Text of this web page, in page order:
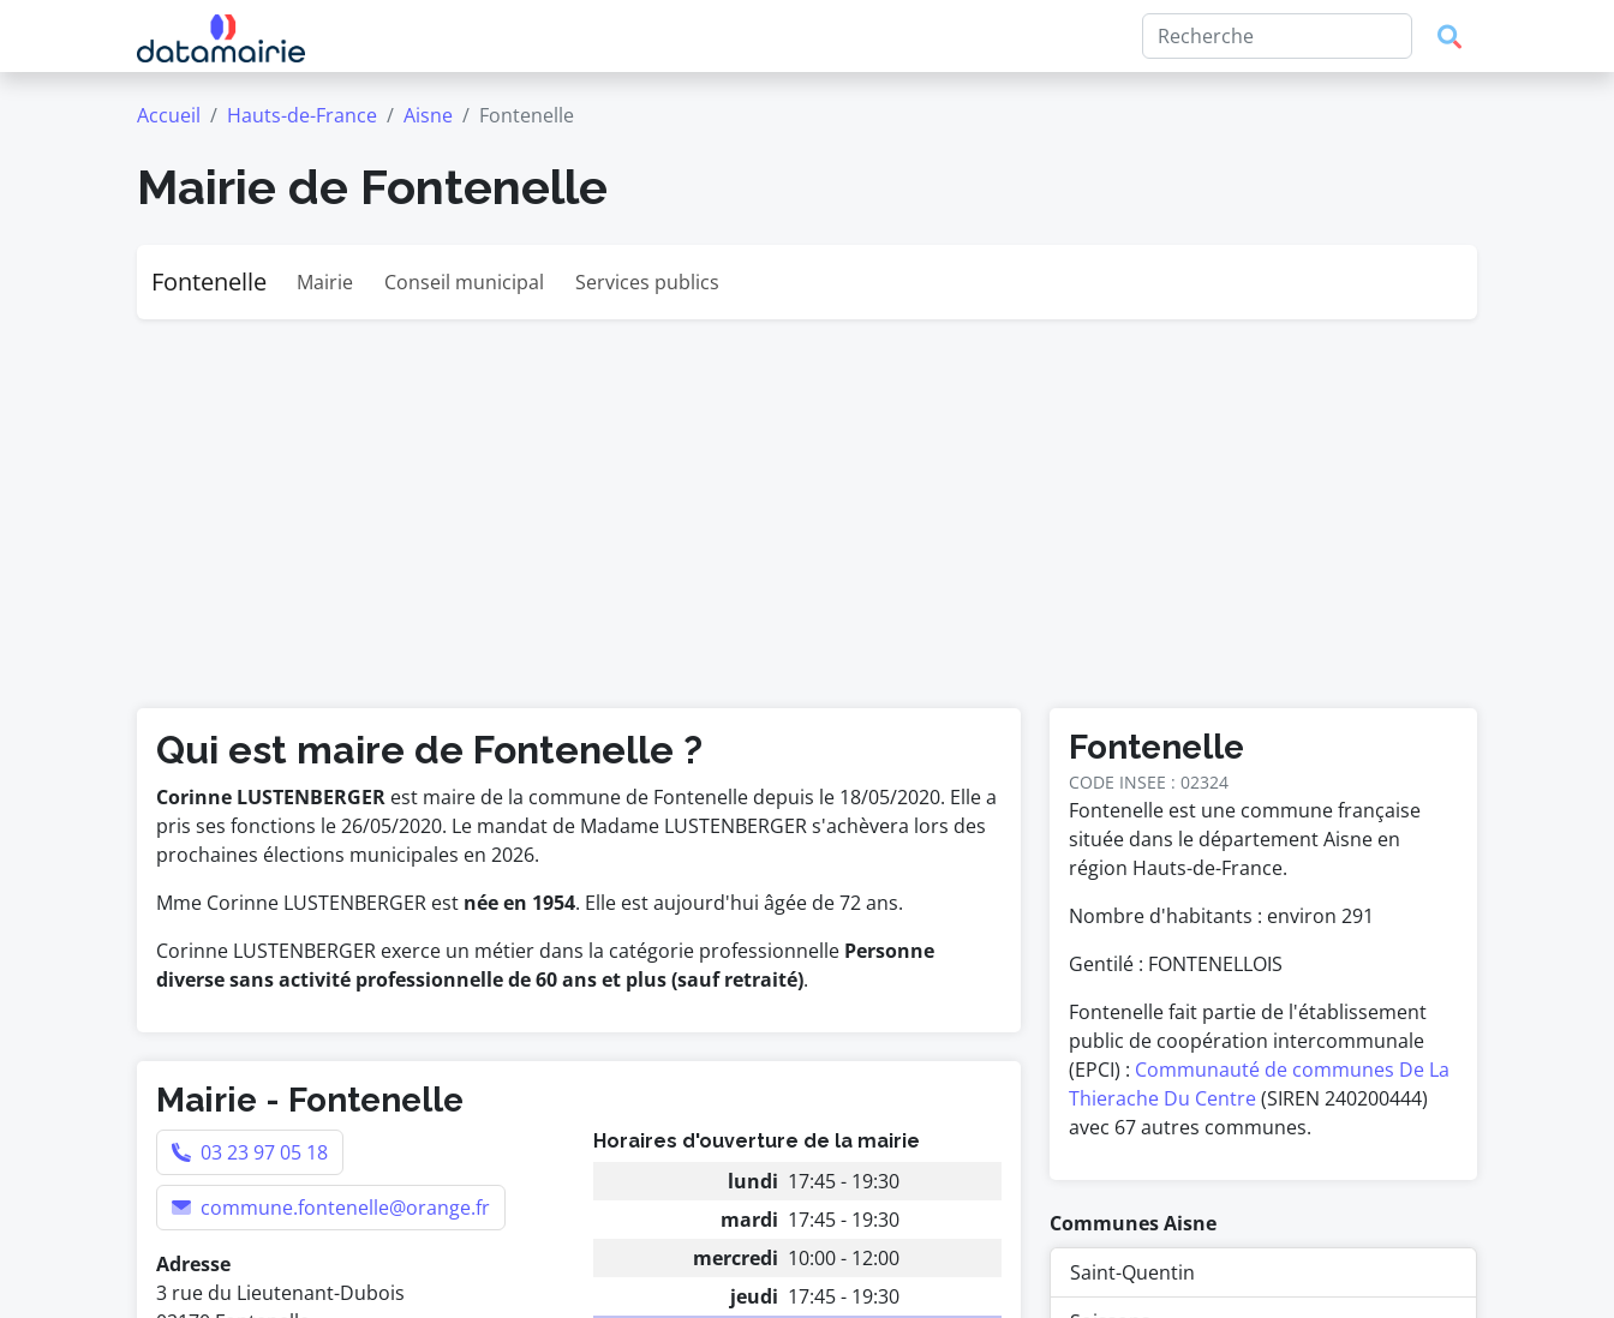
Accueil Hauts-de-France Aisne Fontenelle
Mairie de Fontenelle
Fontenelle Mairie Conseil municipal Services publics
Qui est maire de Fontenelle ?
Corinne LUSTENBERGER est maire de la commune de Fontenelle depuis le 18/05/2020. Elle a
pris ses fonctions le 26/05/2020. Le mandat de Madame LUSTENBERGER s'achèvera lors des
prochaines élections municipales en 2026.
Mme Corinne LUSTENBERGER est née en 1954. Elle est aujourd'hui âgée de 72 ans.
Corinne LUSTENBERGER exerce un métier dans la catégorie professionnelle Personne
diverse sans activité professionnelle de 60 ans et plus (sauf retraité).
Mairie - Fontenelle
03 23 97 05 18
commune.fontenelle@orange.fr
Adresse
3 rue du Lieutenant-Dubois
Horaires d'ouverture de la mairie
lundi 17:45 - 19:30
mardi 17:45 - 19:30
mercredi 10:00 - 12:00
jeudi 17:45 - 19:30
Fontenelle
CODE INSEE : 02324
Fontenelle est une commune française
située dans le département Aisne en
région Hauts-de-France.
Nombre d'habitants : environ 291
Gentilé : FONTENELLOIS
Fontenelle fait partie de l'établissement
public de coopération intercommunale
(EPCI) : Communauté de communes De La
Thierache Du Centre(SIREN 240200444)
avec 67 autres communes.
Communes Aisne
Saint-Quentin